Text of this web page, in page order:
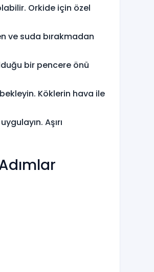
Orkide için özel
ve suda bırakmadan
bir pencere önü
Köklerin hava ile
Aşırı